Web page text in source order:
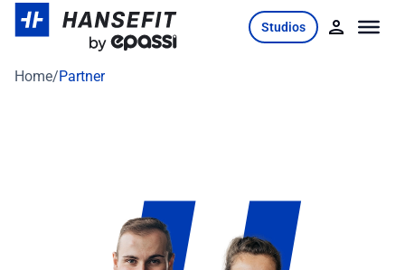
Studios
Home/Partner